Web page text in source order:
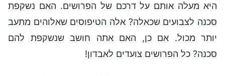
היא מעלה אותם על דרכם של הפרושים. האם נשקפת
סכנה לצבועים שכאלה? אלה הטיפוסים שאלוהים מתעב
יותר מכול. אם כן, האם אתה חושב שנשקפת להם
סכנה? כל הפרושים צועדים לאבדון!